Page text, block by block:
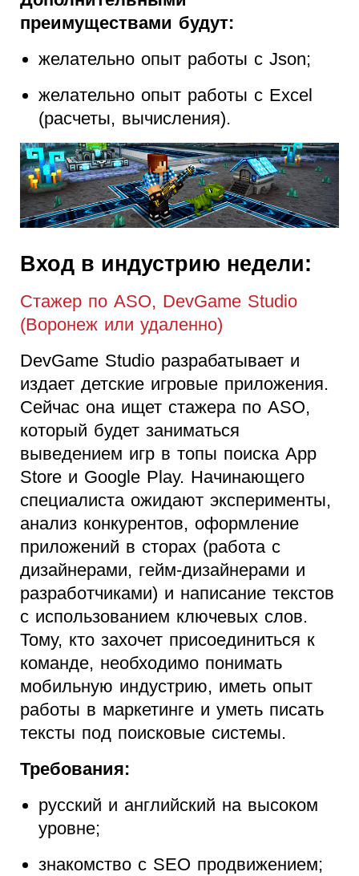
преимуществами будут:
желательно опыт работы с Json;
желательно опыт работы с Excel
(расчеты, вычисления).
Вход в индустрию недели:
Стажер по ASO, DevGame Studio
(Воронеж или удаленно)
DevGame Studio разрабатывает и
издает детские игровые приложения.
Сейчас она ищет стажера по ASO,
который будет заниматься
выведением игр в топы поиска App
Store и Google Play. Начинающего
специалиста ожидают эксперименты,
анализ конкурентов, оформление
приложений в сторах (работа с
дизайнерами, гейм-дизайнерами и
разработчиками) и написание текстов
с использованием ключевых слов.
Тому, кто захочет присоединиться к
команде, необходимо понимать
мобильную индустрию, иметь опыт
работы в маркетинге и уметь писать
тексты под поисковые системы.
Требования:
русский и английский на высоком
уровне;
знакомство с SEO продвижением;